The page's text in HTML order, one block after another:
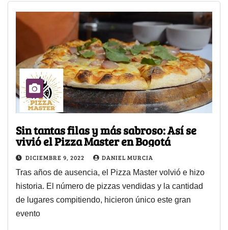
Sin tantas filas y más sabroso: Así se
vivió el Pizza Master en Bogotá
DICIEMBRE 9, 2022 DANIEL MURCIA
Tras años de ausencia, el Pizza Master volvió e hizo
historia. El número de pizzas vendidas y la cantidad
de lugares compitiendo, hicieron único este gran
evento